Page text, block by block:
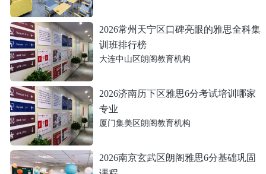
2026常州天宁区口碑亮眼的雅思全科集
训班排行榜
大连中山区朗阁教育机构
2026济南历下区雅思6分考试培训哪家
专业
厦门集美区朗阁教育机构
2026南京玄武区朗阁雅思6分基础巩固